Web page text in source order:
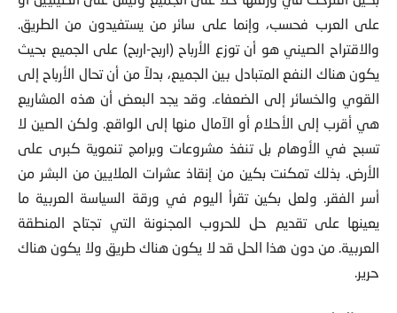
على العرب فحسب، وإنما على سائر من يستفيدون من الطريق.
والاقتراح الصيني هو أن توزع الأرباح (اربح-اربح) على الجميع بحيث
يكون هناك النفع المتبادل بين الجميع، بدلاً من أن تحال الأرباح إلى
القوي والخسائر إلى الضعفاء. وقد يجد البعض أن هذه المشاريع
هي أقرب إلى الأحلام أو الآمال منها إلى الواقع. ولكن الصين لا
تسبح في الأوهام بل تنفذ مشروعات وبرامج تنموية كبرى على
الأرض. بذلك تمكنت بكين من إنقاذ عشرات الملايين من البشر من
أسر الفقر. ولعل بكين تقرأ اليوم في ورقة السياسة العربية ما
يعينها على تقديم حل للحروب المجنونة التي تجتاح المنطقة
العربية. من دون هذا الحل قد لا يكون هناك طريق ولا يكون هناك
حرير.